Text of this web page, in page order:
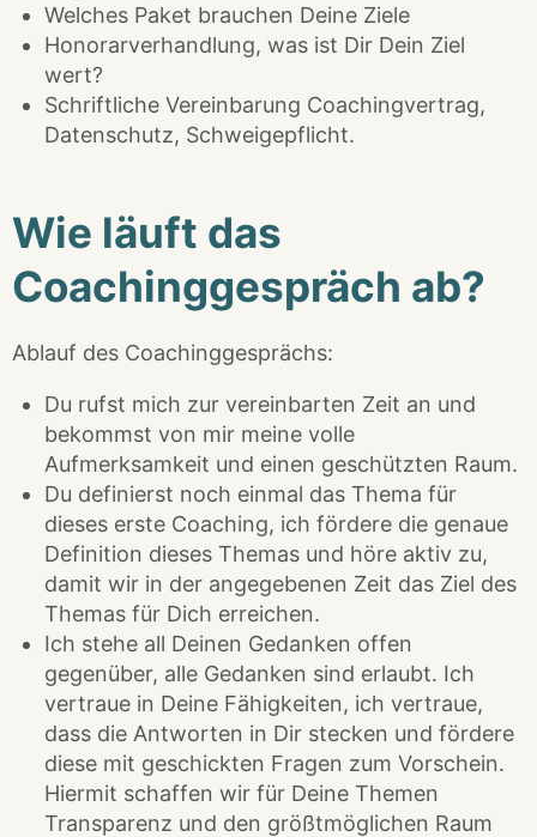
Welches Paket brauchen Deine Ziele
Honorarverhandlung, was ist Dir Dein Ziel
wert?
Schriftliche Vereinbarung Coachingvertrag,
Datenschutz, Schweigepflicht.
Wie läuft das
Coachinggespräch ab?
Ablauf des Coachinggesprächs:
Du rufst mich zur vereinbarten Zeit an und
bekommst von mir meine volle
Aufmerksamkeit und einen geschützten Raum.
Du definierst noch einmal das Thema für
dieses erste Coaching, ich fördere die genaue
Definition dieses Themas und höre aktiv zu,
damit wir in der angegebenen Zeit das Ziel des
Themas für Dich erreichen.
Ich stehe all Deinen Gedanken offen
gegenüber, alle Gedanken sind erlaubt. Ich
vertraue in Deine Fähigkeiten, ich vertraue,
dass die Antworten in Dir stecken und fördere
diese mit geschickten Fragen zum Vorschein.
Hiermit schaffen wir für Deine Themen
Transparenz und den größtmöglichen Raum